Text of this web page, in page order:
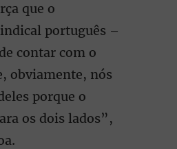
que o
português –
contar com o
obviamente, nós
porque o
os dois lados”,